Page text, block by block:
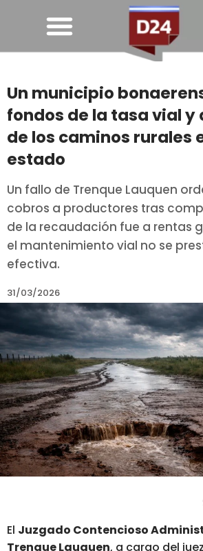
Un municipio
fondos de la tasa vial y
de los caminos rurales
estado
Un fallo de Trenque Lauquen
cobros a productores tras
de la recaudación fue a rentas
el mantenimiento vial no se
efectiva.
31/03/2026
El Juzgado Contencioso
Trenque Lauquen, a cargo del juez